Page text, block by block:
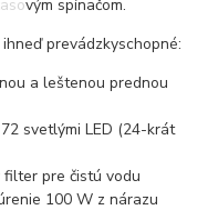
spínačom.
prevádzkyschopné:
a leštenou prednou
svetlými LED (24-krát
pre čistú vodu
100 W z nárazu